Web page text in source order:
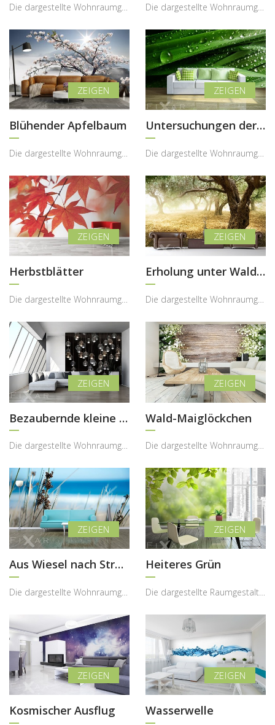
Die dargestellte Wohnraumgestaltung zeigt, wie eine Fototapete mit surrealem Blumen- und Schmette... Die dargestellte Wohnraumgestaltung zeigt, wie eine Fototapete mit Zugmotiv dem Interieur eine dy...
Blühender Apfelbaum
Die dargestellte Wohnraumgestaltung zeigt, wie eine Fototapete mit blühendem Baum im Sakura-Stil ...
Untersuchungen der Natur
Die dargestellte Wohnraumgestaltung zeigt, wie eine Fototapete mit naturinspiriertem Grünmotiv de...
Herbstblätter
Die dargestellte Wohnraumgestaltung zeigt, wie eine Fototapete mit herbstlichem Blattmotiv dem In...
Erholung unter Waldsbaum
Die dargestellte Wohnraumgestaltung zeigt, wie eine Fototapete mit Olivenhainmotiv den Innenraum ...
Bezaubernde kleine Lampen
Die dargestellte Wohnraumgestaltung zeigt, wie eine Fototapete mit Lichtmotiv den Innenraum auf a...
Wald-Maiglöckchen
Die dargestellte Wohnraumgestaltung zeigt, wie eine Fototapete mit Maiglöckchenmotiv dem Interieu...
Aus Wiesel nach Strand Heiteres Grün
Kosmischer Ausflug Wasserwelle